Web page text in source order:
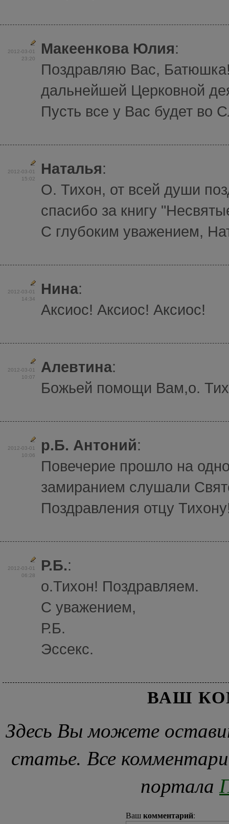
2012-03-01
23:20
Макеенкова Юлия:
Поздравляю Вас,
дальнейшей Церковной
Пусть все у Вас будет во
2012-03-01
15:02
Наталья:
О. Тихон, от всей души
спасибо за книгу
С глубоким уважением,
2012-03-01
14:34
Нина:
Аксиос! Аксиос! Аксиос!
2012-03-01
10:07
Алевтина:
Божьей помощи Вам,о.
2012-03-01
10:06
р.Б. Антоний:
Повечерие прошло на
замиранием слушали
Поздравления отцу
2012-03-01
06:28
Р.Б.:
o.Тихон! Поздравляем.
С уважением,
Р.Б.
Эссекс.
ВАШ
Здесь Вы можете
статье. Все
портала
Вашкомментарий: